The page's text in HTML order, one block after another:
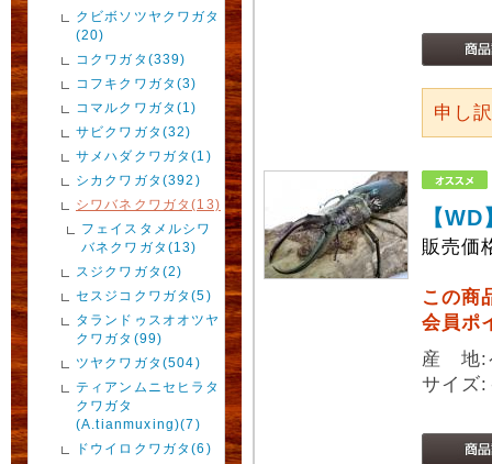
クビボソツヤクワガタ
(20)
コクワガタ(339)
コフキクワガタ(3)
コマルクワガタ(1)
サビクワガタ(32)
サメハダクワガタ(1)
シカクワガタ(392)
シワバネクワガタ(13)
フェイスタメルシワ
バネクワガタ(13)
スジクワガタ(2)
セスジコクワガタ(5)
タランドゥスオオツヤ
クワガタ(99)
ツヤクワガタ(504)
ティアンムニセヒラタ
クワガタ
(A.tianmuxing)(7)
ドウイロクワガタ(6)
申し
【
販売価
この商
会員ポ
産 地:
サイズ